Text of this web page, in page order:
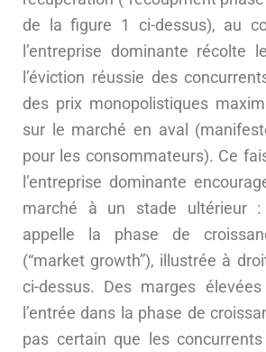
de la figure 1 ci-dessus), au
l’entreprise dominante récolte
l’éviction réussie des
des prix monopolistiques
sur le marché en aval
pour les consommateurs). Ce
l’entreprise dominante
marché à un stade ultérieur :
appelle la phase de
(“market growth”), illustrée à
ci-dessus. Des marges
l’entrée dans la phase de
pas certain que les